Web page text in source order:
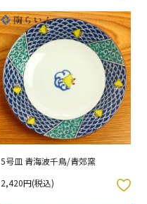
5号皿 青海波千鳥/青郊窯
2,420円(税込)